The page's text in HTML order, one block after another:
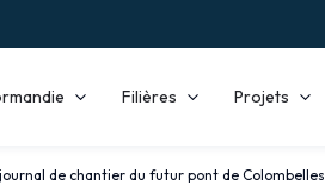
Filières Projets
de chantier du futur pont de Colombelles